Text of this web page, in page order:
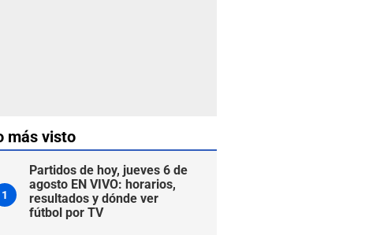
más visto
1
Partidos de hoy, jueves 6 de
agosto EN VIVO: horarios,
resultados y dónde ver
fútbol por TV